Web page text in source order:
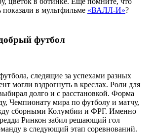
в мультфильме «ВАЛЛ-И»?
футбол
следящие за успехами разных
могли вздрогнуть в креслах. Роли для
долго и с расстановкой. Форма
Чемпионату мира по футболу и матчу,
сборными Колумбии и ФРГ. Именно
Ринкон забил решающий гол
в следующий этап соревнований.